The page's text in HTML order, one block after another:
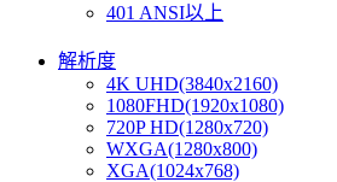
401 ANSI以上
解析度
4K UHD(3840x2160)
1080FHD(1920x1080)
720P HD(1280x720)
WXGA(1280x800)
XGA(1024x768)